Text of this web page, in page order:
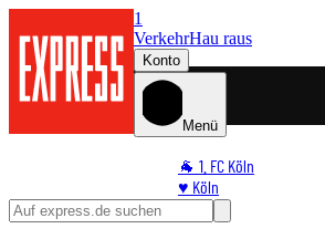
1
VerkehrHau raus
Konto
Menü
🐐 1. FC Köln
♥️ Köln
⭐ Promi